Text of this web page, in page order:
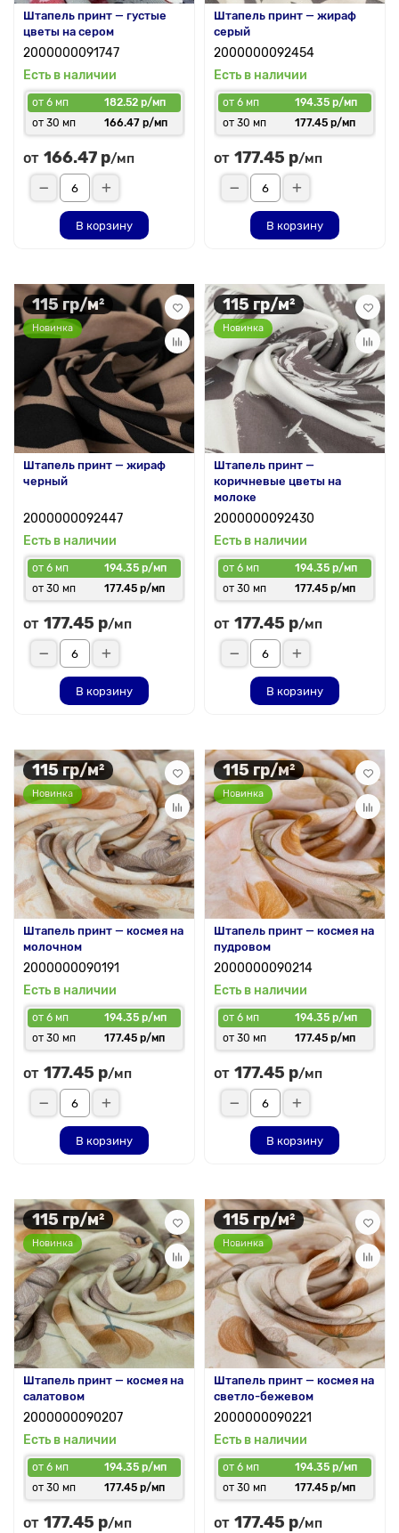
Штапель принт — густые
цветы на сером
2000000091747
Есть в наличии
от 6 мп
182.52 р/мп
от 30 мп
166.47 р/мп
от 166.47 р/мп
В корзину
Штапель принт — жираф
серый
2000000092454
Есть в наличии
от 6 мп
194.35 р/мп
от 30 мп
177.45 р/мп
от 177.45 р/мп
В корзину
115 гр/м²
Новинка
Штапель принт — жираф
черный
2000000092447
Есть в наличии
от 6 мп
194.35 р/мп
от 30 мп
177.45 р/мп
от 177.45 р/мп
В корзину
115 гр/м²
Новинка
Штапель принт —
коричневые цветы на
молоке
2000000092430
Есть в наличии
от 6 мп
194.35 р/мп
от 30 мп
177.45 р/мп
от 177.45 р/мп
В корзину
115 гр/м²
Новинка
Штапель принт — космея на
молочном
2000000090191
Есть в наличии
от 6 мп
194.35 р/мп
от 30 мп
177.45 р/мп
от 177.45 р/мп
В корзину
115 гр/м²
Новинка
Штапель принт — космея на
пудровом
2000000090214
Есть в наличии
от 6 мп
194.35 р/мп
от 30 мп
177.45 р/мп
от 177.45 р/мп
В корзину
115 гр/м²
Новинка
Штапель принт — космея на
салатовом
2000000090207
Есть в наличии
от 6 мп
194.35 р/мп
от 30 мп
177.45 р/мп
от 177.45 р/мп
115 гр/м²
Новинка
Штапель принт — космея на
светло-бежевом
2000000090221
Есть в наличии
от 6 мп
194.35 р/мп
от 30 мп
177.45 р/мп
от 177.45 р/мп